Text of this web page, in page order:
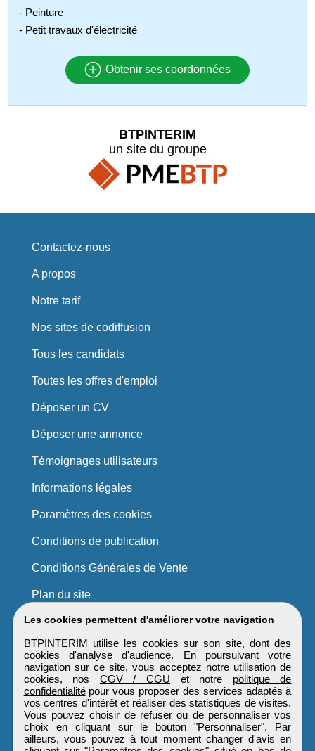
- Peinture
- Petit travaux d'électricité
Obtenir ses coordonnées
Les cookies permettent d'améliorer votre navigation
BTPINTERIM utilise les cookies sur son site, dont des
cookies d'analyse d'audience. En poursuivant votre
navigation sur ce site, vous acceptez notre utilisation de
cookies, nos CGV / CGU et notre politique de
confidentialitépour vous proposer des services adaptés à
vos centres d'intérêt et réaliser des statistiques de visites.
Vous pouvez choisir de refuser ou de personnaliser vos
choix en cliquant sur le bouton "Personnaliser". Par
ailleurs, vous pouvez à tout moment changer d'avis en
BTPINTERIM
un site du groupe
Contactez-nous
A propos
Notre tarif
Nos sites de codiffusion
Tous les candidats
Toutes les offres d'emploi
Déposer un CV
Déposer une annonce
Témoignages utilisateurs
Informations légales
Paramètres des cookies
Conditions de publication
Conditions Générales de Vente
Plan du site